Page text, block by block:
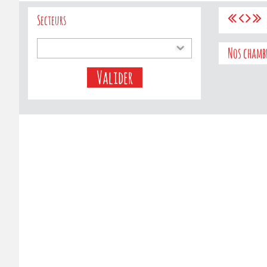
Secteurs
Valider
Nos